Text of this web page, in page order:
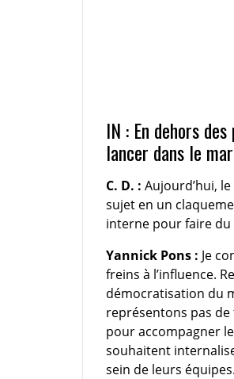
IN : En dehors
lancer dans le
C. D. : Aujourd’hui,
sujet en un
interne pour faire du
Yannick Pons : Je
freins à l’influence.
démocratisation du
représentons pas
pour accompagner
souhaitent
sein de leurs